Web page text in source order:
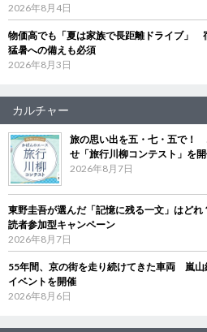
2026年8月4日
物価高でも「夏は家族で長距離ドライブ」
猛暑への備えも必須
2026年8月3日
カルチャー
旅の思い出を五・七・五で！
せ「旅行川柳コンテスト」を
2026年8月7日
東野圭吾が選んだ「記憶に残る一文」はど
読者参加型キャンペーン
2026年8月7日
55年間、京の街を走り続けてきた車両 嵐
イベントを開催
2026年8月6日